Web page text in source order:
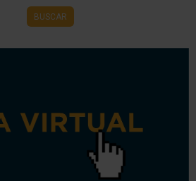
BUSCAR